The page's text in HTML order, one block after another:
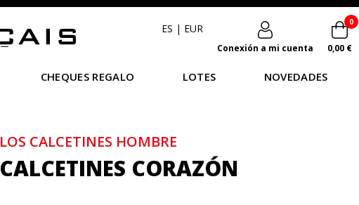
ES | EUR
Conexión a mi cuenta
0
0,00 €
CHEQUES REGALO LOTES NOVEDADES
LOS CALCETINES HOMBRE
CALCETINES CORAZÓN